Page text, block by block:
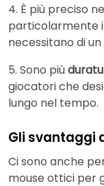
4. È più preciso
particolarmente
necessitano di
5. Sono più
giocatori che
lungo nel tempo.
Gli svantaggi
Ci sono anche
mouse ottici per